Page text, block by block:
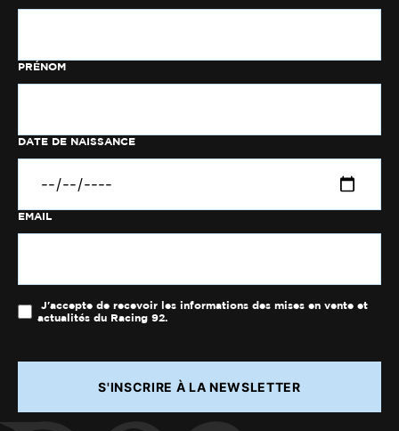
PRÉNOM
DATE DE NAISSANCE
EMAIL
J'accepte de recevoir les informations des mises en vente et
actualités du Racing 92.
S'INSCRIRE À LA NEWSLETTER